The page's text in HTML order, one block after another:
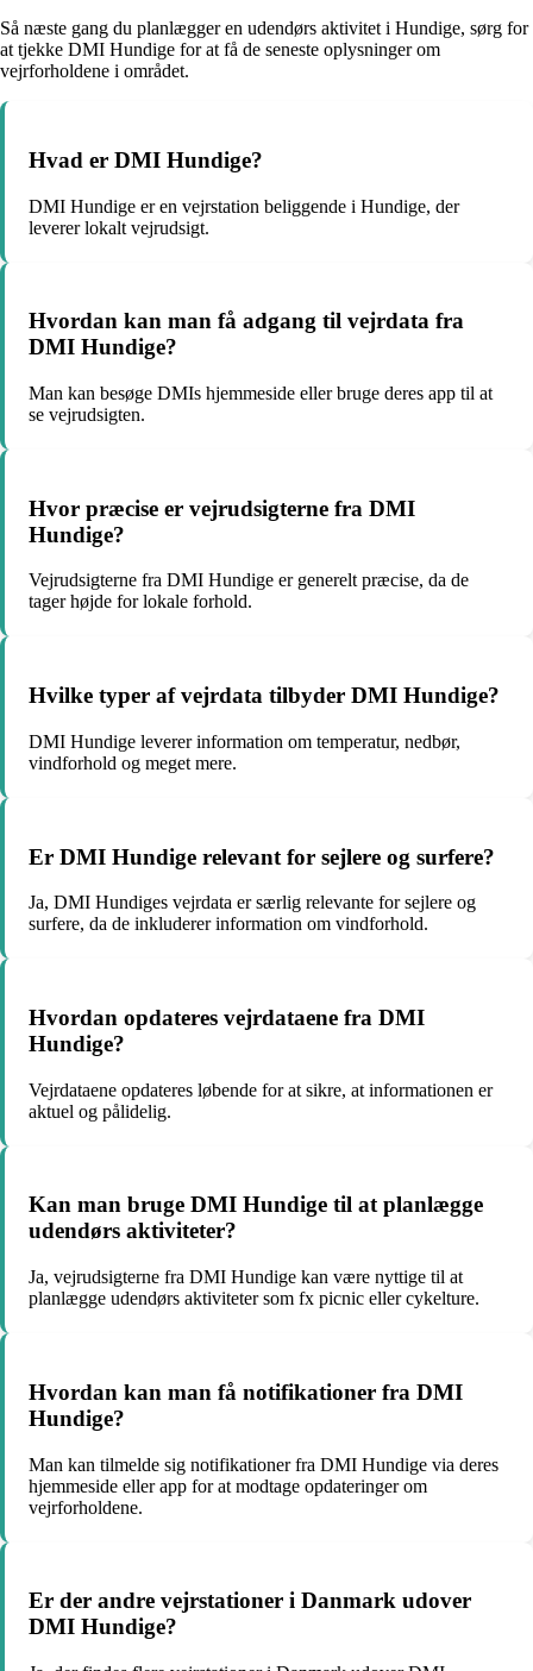
Så næste gang du planlægger en udendørs aktivitet i Hundige, sørg for
at tjekke DMI Hundige for at få de seneste oplysninger om
vejrforholdene i området.
Hvad er DMI Hundige?
DMI Hundige er en vejrstation beliggende i Hundige, der
leverer lokalt vejrudsigt.
Hvordan kan man få adgang til vejrdata fra
DMI Hundige?
Man kan besøge DMIs hjemmeside eller bruge deres app til at
se vejrudsigten.
Hvor præcise er vejrudsigterne fra DMI
Hundige?
Vejrudsigterne fra DMI Hundige er generelt præcise, da de
tager højde for lokale forhold.
Hvilke typer af vejrdata tilbyder DMI Hundige?
DMI Hundige leverer information om temperatur, nedbør,
vindforhold og meget mere.
Er DMI Hundige relevant for sejlere og surfere?
Ja, DMI Hundiges vejrdata er særlig relevante for sejlere og
surfere, da de inkluderer information om vindforhold.
Hvordan opdateres vejrdataene fra DMI
Hundige?
Vejrdataene opdateres løbende for at sikre, at informationen er
aktuel og pålidelig.
Kan man bruge DMI Hundige til at planlægge
udendørs aktiviteter?
Ja, vejrudsigterne fra DMI Hundige kan være nyttige til at
planlægge udendørs aktiviteter som fx picnic eller cykelture.
Hvordan kan man få notifikationer fra DMI
Hundige?
Man kan tilmelde sig notifikationer fra DMI Hundige via deres
hjemmeside eller app for at modtage opdateringer om
vejrforholdene.
Er der andre vejrstationer i Danmark udover
DMI Hundige?